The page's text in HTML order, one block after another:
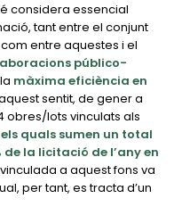
considera essencial
tant entre el conjunt
entre aquestes i el
público-
màxima eficiència en
aquest sentit, de gener a
obres/lots vinculats als
quals sumen un total
de la licitació de l’any en
a aquest fons va
per tant, es tracta d’un